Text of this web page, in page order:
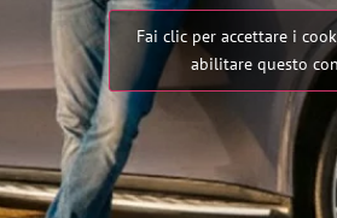
Fai clic per accettare i
abilitare questo